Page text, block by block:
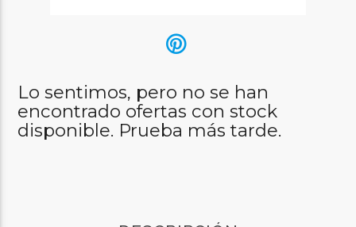
Lo sentimos, pero no se han
encontrado ofertas con stock
disponible. Prueba más tarde.